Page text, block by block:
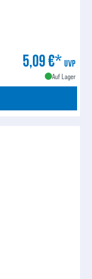
5,09 €* UVP
Auf Lager